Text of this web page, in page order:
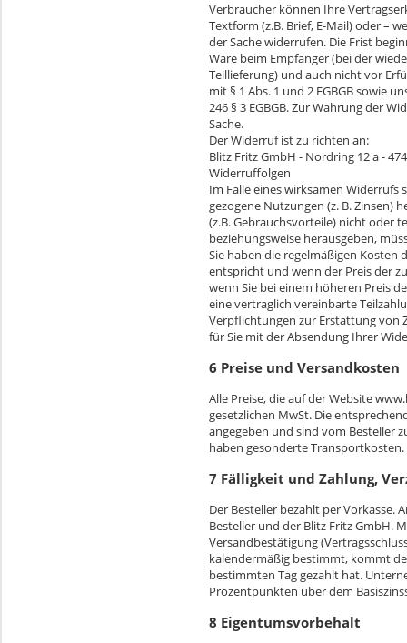
Verbraucher können Ihre
Textform (z.B. Brief, E-Mail) oder –
der Sache widerrufen. Die Frist
Ware beim Empfänger (bei der
Teillieferung) und auch nicht vor
mit § 1 Abs. 1 und 2 EGBGB sowie
246 § 3 EGBGB. Zur Wahrung der
Sache.
Der Widerruf ist zu richten an:
Blitz Fritz GmbH - Nordring 12 a -
Widerruffolgen
Im Falle eines wirksamen
gezogene Nutzungen (z. B. Zinsen)
(z.B. Gebrauchsvorteile) nicht oder
beziehungsweise herausgeben,
Sie haben die regelmäßigen Kosten
entspricht und wenn der Preis der
wenn Sie bei einem höheren Preis
eine vertraglich vereinbarte
Verpflichtungen zur Erstattung von
für Sie mit der Absendung Ihrer
6 Preise und Versandkosten
Alle Preise, die auf der Website
gesetzlichen MwSt. Die
angegeben und sind vom Besteller
haben gesonderte Transportkosten.
7 Fälligkeit und Zahlung,
Der Besteller bezahlt per Vorkasse.
Besteller und der Blitz Fritz GmbH.
Versandbestätigung
kalendermäßig bestimmt, kommt
bestimmten Tag gezahlt hat.
Prozentpunkten über dem
8 Eigentumsvorbehalt